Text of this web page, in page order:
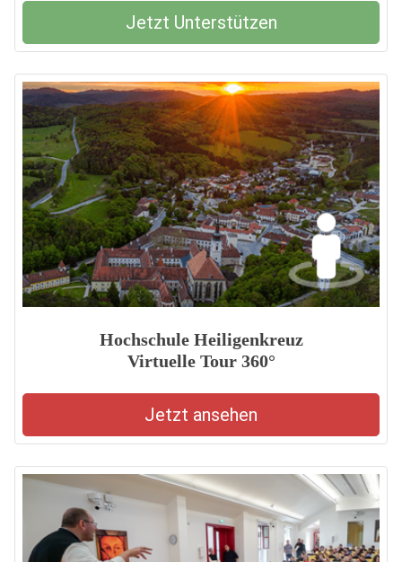
Jetzt Unterstützen
Hochschule Heiligenkreuz
Virtuelle Tour 360°
Jetzt ansehen